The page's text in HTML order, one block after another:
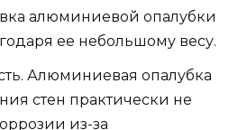
алюминиевой опалубки
ее небольшому весу.
Алюминиевая опалубка
стен практически не
из-за